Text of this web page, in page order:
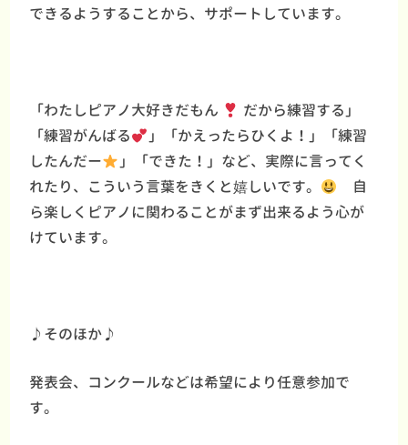
できるようすることから、サポートしています。
「わたしピアノ大好きだもん
だから練習する」
「練習がんばる
」「かえったらひくよ！」「練習
したんだー
」「できた！」など、実際に言ってく
れたり、こういう言葉をきくと嬉しいです。
自
ら楽しくピアノに関わることがまず出来るよう心が
けています。
♪そのほか♪
発表会、コンクールなどは希望により任意参加で
す。